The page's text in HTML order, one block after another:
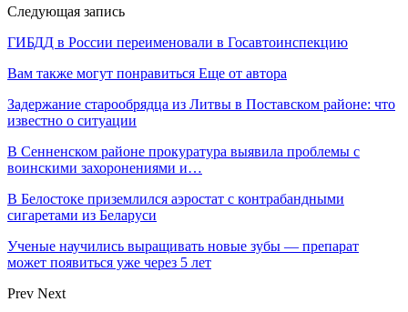
Следующая запись
ГИБДД в России переименовали в Госавтоинспекцию
Вам также могут понравиться Еще от автора
Задержание старообрядца из Литвы в Поставском районе: что
известно о ситуации
В Сенненском районе прокуратура выявила проблемы с
воинскими захоронениями и…
В Белостоке приземлился аэростат с контрабандными
сигаретами из Беларуси
Ученые научились выращивать новые зубы — препарат
может появиться уже через 5 лет
Prev Next